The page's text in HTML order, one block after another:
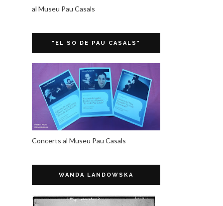
al Museu Pau Casals
"EL SO DE PAU CASALS"
Concerts al Museu Pau Casals
WANDA LANDOWSKA